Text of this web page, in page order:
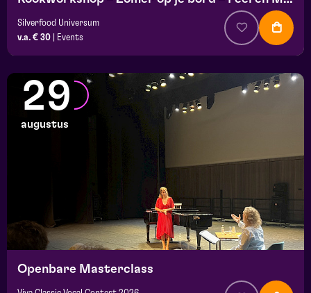
Silverfood Universum
v.a. € 30
Events
29
augustus
Openbare Masterclass